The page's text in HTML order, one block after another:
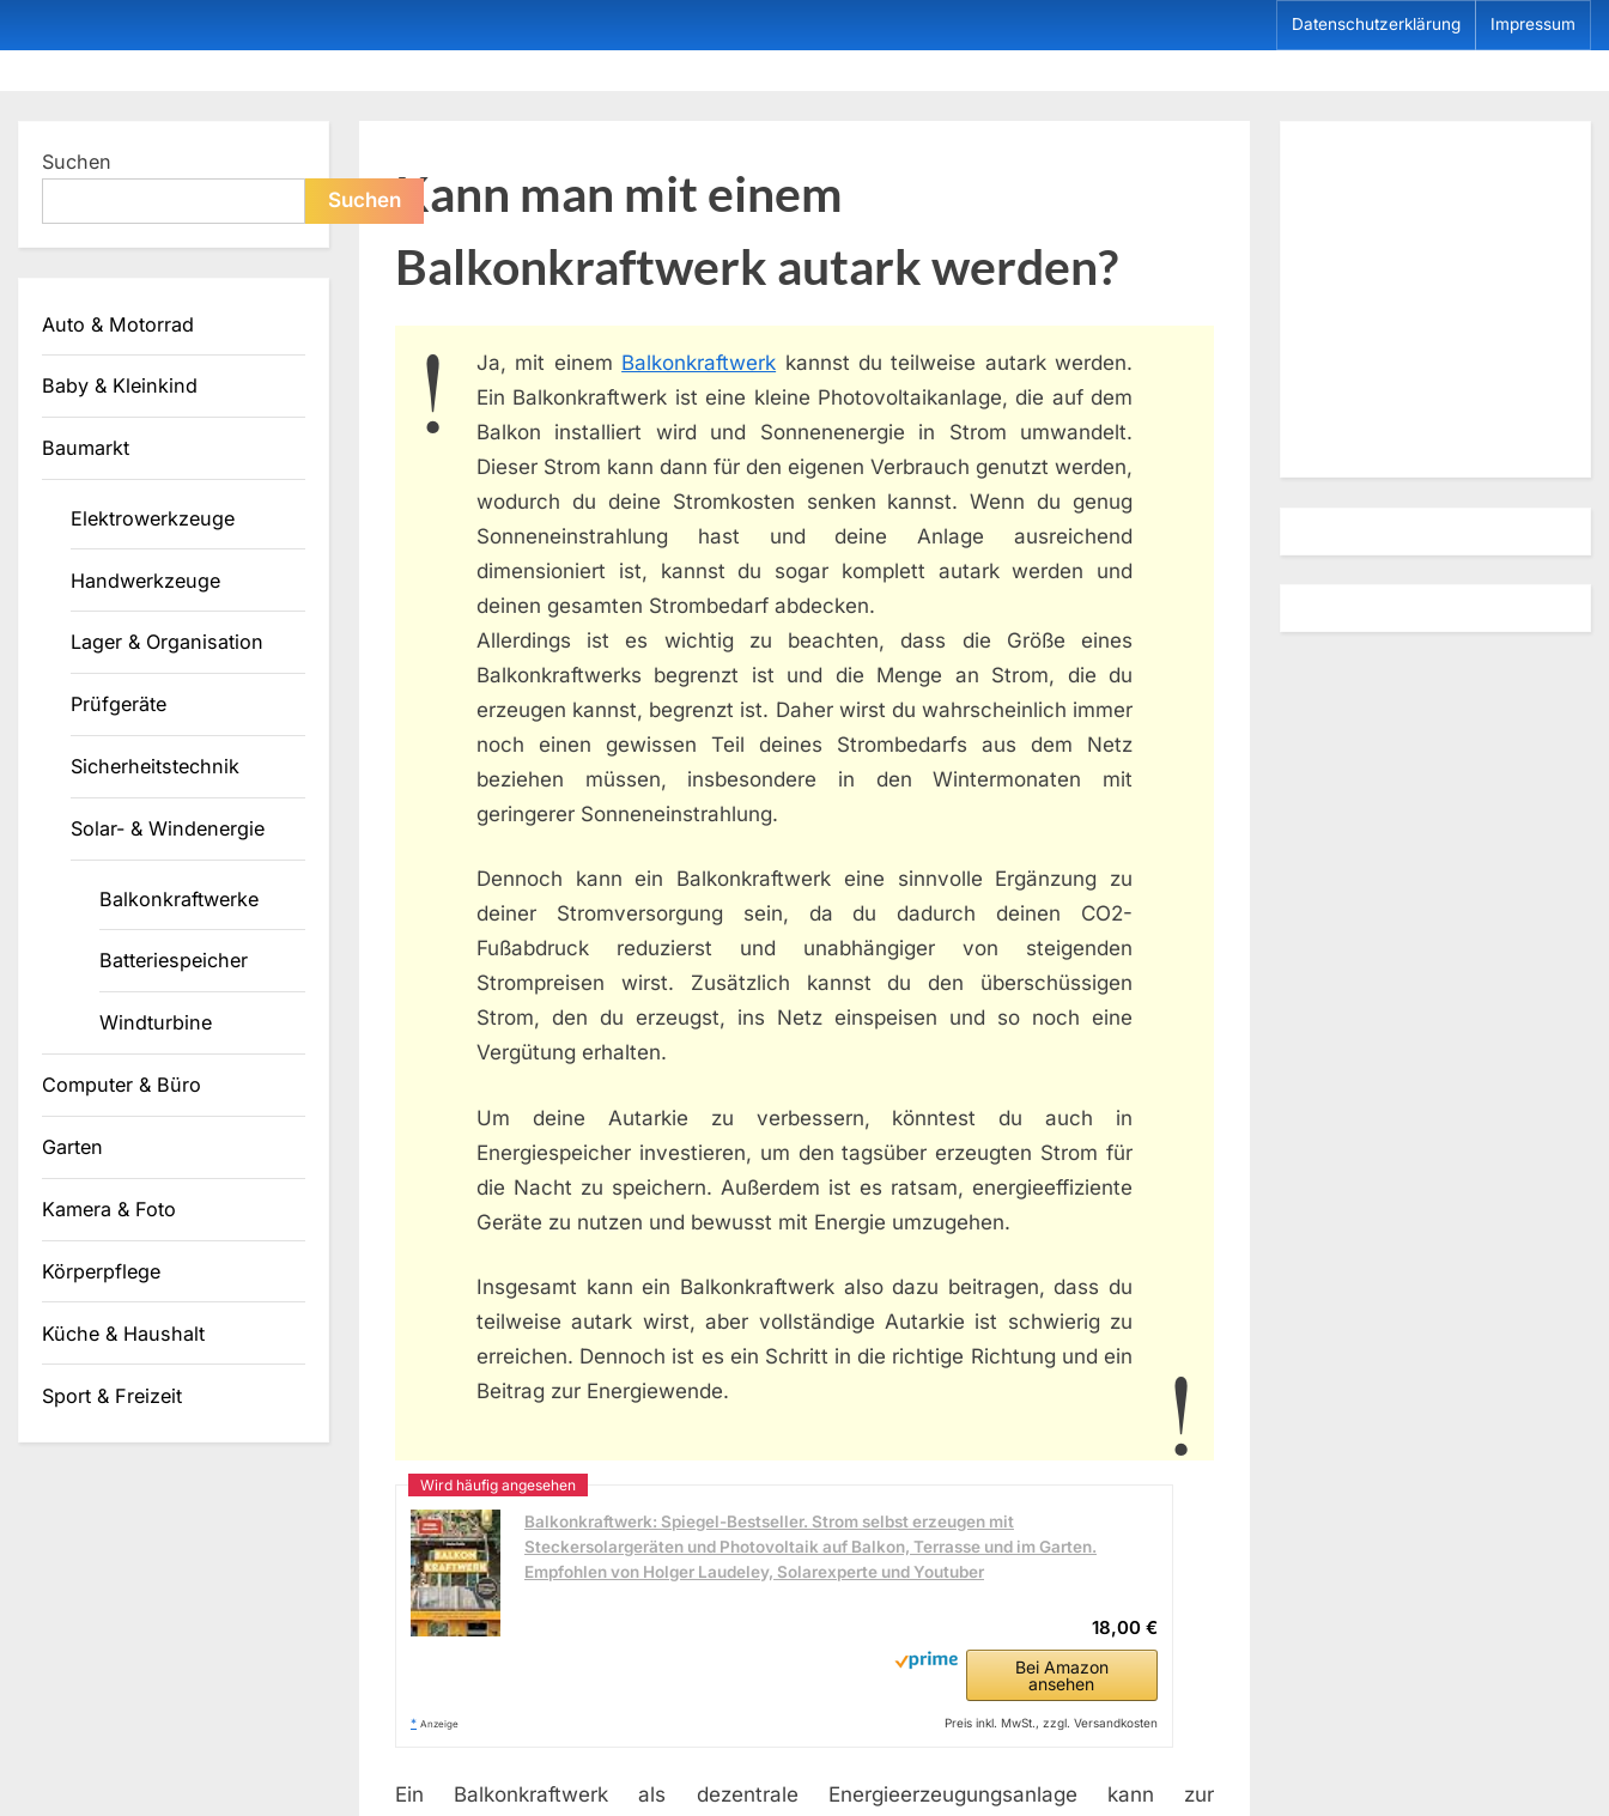
to
Datenschutzerklärung Impressum
Kann man mit einem
Balkonkraftwerk autark werden?
Ja, mit einem Balkonkraftwerk kannst du teilweise autark werden.
Ein Balkonkraftwerk ist eine kleine Photovoltaikanlage, die auf dem
Balkon installiert wird und Sonnenenergie in Strom umwandelt.
Dieser Strom kann dann für den eigenen Verbrauch genutzt werden,
wodurch du deine Stromkosten senken kannst. Wenn du genug
Sonneneinstrahlung hast und deine Anlage ausreichend
dimensioniert ist, kannst du sogar komplett autark werden und
deinen gesamten Strombedarf abdecken.
Allerdings ist es wichtig zu beachten, dass die Größe eines
Balkonkraftwerks begrenzt ist und die Menge an Strom, die du
erzeugen kannst, begrenzt ist. Daher wirst du wahrscheinlich immer
noch einen gewissen Teil deines Strombedarfs aus dem Netz
beziehen müssen, insbesondere in den Wintermonaten mit
geringerer Sonneneinstrahlung.
Dennoch kann ein Balkonkraftwerk eine sinnvolle Ergänzung zu
deiner Stromversorgung sein, da du dadurch deinen CO2-
Fußabdruck reduzierst und unabhängiger von steigenden
Strompreisen wirst. Zusätzlich kannst du den überschüssigen
Strom, den du erzeugst, ins Netz einspeisen und so noch eine
Vergütung erhalten.
Um deine Autarkie zu verbessern, könntest du auch in
Energiespeicher investieren, um den tagsüber erzeugten Strom für
die Nacht zu speichern. Außerdem ist es ratsam, energieeffiziente
Geräte zu nutzen und bewusst mit Energie umzugehen.
Insgesamt kann ein Balkonkraftwerk also dazu beitragen, dass du
teilweise autark wirst, aber vollständige Autarkie ist schwierig zu
erreichen. Dennoch ist es ein Schritt in die richtige Richtung und ein
Beitrag zur Energiewende.
Balkonkraftwerk: Spiegel-Bestseller. Strom selbst erzeugen mit
Steckersolargeräten und Photovoltaik auf Balkon, Terrasse und im Garten.
Empfohlen von Holger Laudeley, Solarexperte und Youtuber
18,00 €
Bei Amazon
ansehen
* Anzeige Preis inkl. MwSt., zzgl. Versandkosten
Ein Balkonkraftwerk als dezentrale Energieerzeugungsanlage kann zur
Suchen
Suchen
Auto & Motorrad
Baby & Kleinkind
Baumarkt
Elektrowerkzeuge
Handwerkzeuge
Lager & Organisation
Prüfgeräte
Sicherheitstechnik
Solar- & Windenergie
Balkonkraftwerke
Batteriespeicher
Windturbine
Computer & Büro
Garten
Kamera & Foto
Körperpflege
Küche & Haushalt
Sport & Freizeit